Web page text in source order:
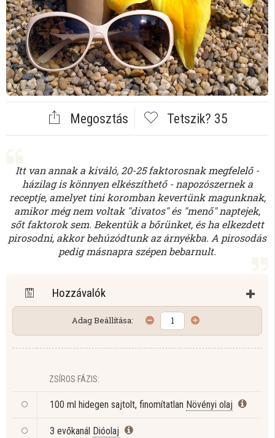
Megosztás Tetszik? 35
Itt van annak a kiváló, 20-25 faktorosnak megfelelő -
házilag is könnyen elkészíthető - napozószernek a
receptje, amelyet tini koromban kevertünk magunknak,
amikor még nem voltak "divatos" és "menő" naptejek,
sőt faktorok sem. Bekentük a bőrünket, és ha elkezdett
pirosodni, akkor behúzódtunk az árnyékba. A pirosodás
pedig másnapra szépen bebarnult.
Hozzávalók
Adag Beállítása:
ZSÍROS FÁZIS:
100 ml hidegen sajtolt, finomítatlan Növényi olaj
3 evőkanál Dióolaj